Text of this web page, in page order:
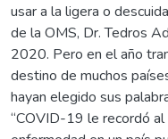
usar a la ligera o
de la OMS, Dr. Tedros
2020. Pero en el año
destino de muchos
hayan elegido sus
“COVID-19 le recordó al